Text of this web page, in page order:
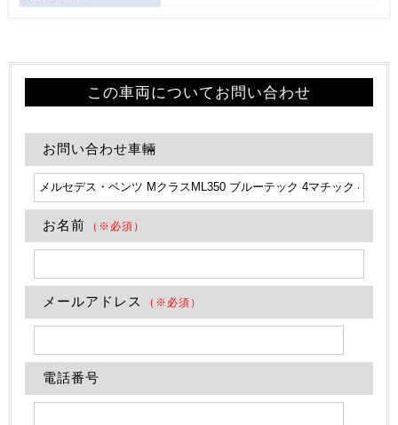
この車両についてお問い合わせ
お問い合わせ車輛
お名前 （※必須）
メールアドレス （※必須）
電話番号